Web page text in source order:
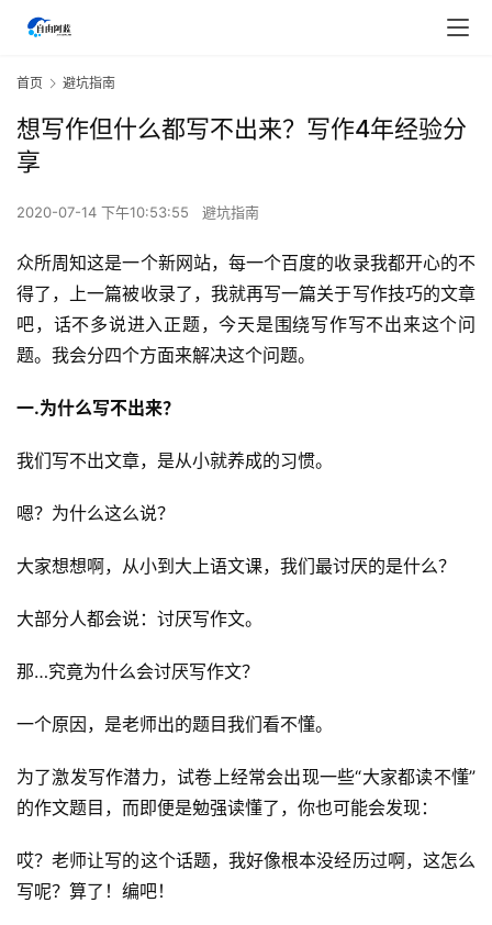
首页 避坑指南
想写作但什么都写不出来？写作4年经验分
享
2020-07-14 下午10:53:55 避坑指南
众所周知这是一个新网站，每一个百度的收录我都开心的不
得了，上一篇被收录了，我就再写一篇关于写作技巧的文章
吧，话不多说进入正题，今天是围绕写作写不出来这个问
题。我会分四个方面来解决这个问题。
一.为什么写不出来？
我们写不出文章，是从小就养成的习惯。
嗯？为什么这么说？
大家想想啊，从小到大上语文课，我们最讨厌的是什么？
大部分人都会说：讨厌写作文。
那…究竟为什么会讨厌写作文？
一个原因，是老师出的题目我们看不懂。
为了激发写作潜力，试卷上经常会出现一些“大家都读不懂”
的作文题目，而即便是勉强读懂了，你也可能会发现：
哎？老师让写的这个话题，我好像根本没经历过啊，这怎么
写呢？算了！编吧！